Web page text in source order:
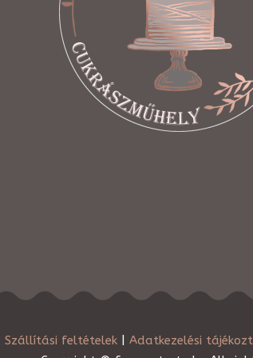
Szállítási feltételek| Adatkezelési